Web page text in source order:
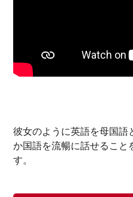
彼女のように英語を母国語
か国語を流暢に話せること
す。